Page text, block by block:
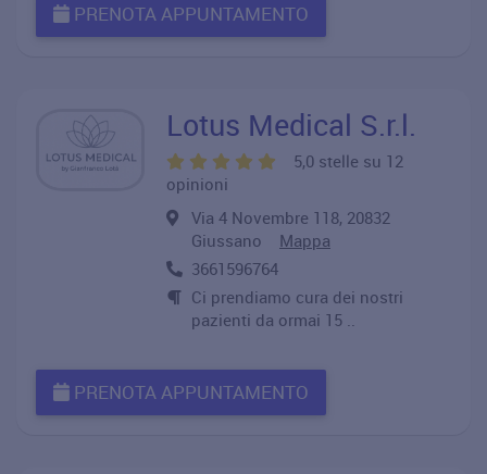
PRENOTA APPUNTAMENTO
Lotus Medical S.r.l.
5,0 stelle su 12
opinioni
Via 4 Novembre 118, 20832
Giussano Mappa
3661596764
Ci prendiamo cura dei nostri
pazienti da ormai 15 ..
PRENOTA APPUNTAMENTO